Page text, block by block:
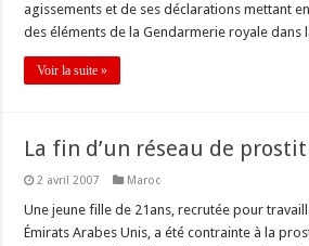
agissements et de ses déclarations mettant
des éléments de la Gendarmerie royale dans
Voir la suite »
La fin d’un réseau de
2 avril 2007 Maroc
Une jeune fille de 21ans, recrutée pour
Émirats Arabes Unis, a été contrainte à la